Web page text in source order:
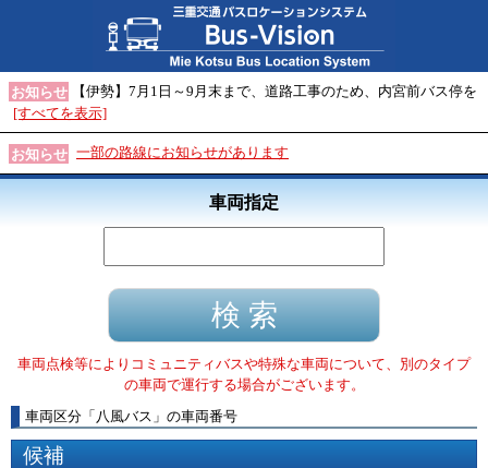
お知らせ
【伊勢】7月1日～9月末まで、道路工事のため、内宮前バス停を
[すべてを表示]
お知らせ 一部の路線にお知らせがあります
車両指定
車両点検等によりコミュニティバスや特殊な車両について、別のタイプ
の車両で運行する場合がございます。
車両区分 「 八風バス 」 の車両番号
候補